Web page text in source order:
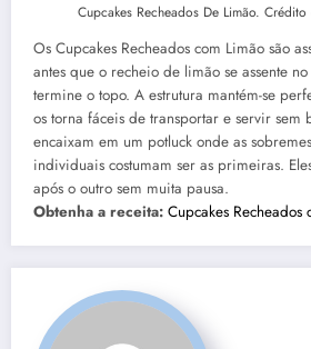
Cupcakes Recheados De Limão.
Os Cupcakes Recheados com Limão são
antes que o recheio de limão se assente
termine o topo. A estrutura mantém-se
os torna fáceis de transportar e servir sem
encaixam em um potluck onde as
individuais costumam ser as primeiras.
após o outro sem muita pausa.
Obtenha a receita: Cupcakes Recheados